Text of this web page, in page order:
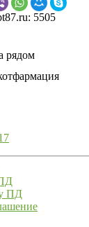
5505
рядом
ПД